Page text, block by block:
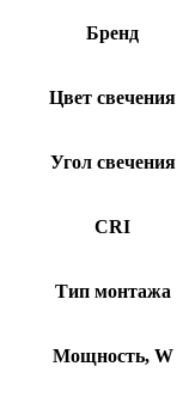
Бренд
Цвет свечения
Угол свечения
CRI
Тип монтажа
Мощность, W